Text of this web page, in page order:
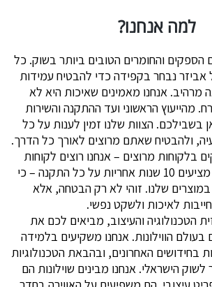
למה אנחנו?
והחומרים הטובים ביותר בשוק. כל
נבחר בקפידה כדי להבטיח עמידות
אנחנו מאמינים שאיכות היא לא
הראשוני ועד ההתקנה והשירות
הצוות שלנו זמין לענות על כל
שאתם מרוצים לאורך כל הדרך.
מרוצים – אנחנו רוצים לקוחות
מאושרים. לכן, אנו מציעים 10 שנות אחריות על כל התקנה – כי
שלנו. זוהי לא רק הבטחה, אלא
לאיכות ולשקט נפשי.
הטכנולוגיה והעיצוב, מביאים לכם את
הווילונות. אנחנו משקיעים בלמידה
האחרונים, ובהבאת הטכנולוגיות
הישראלי. אנחנו מבינים שוילונות הם